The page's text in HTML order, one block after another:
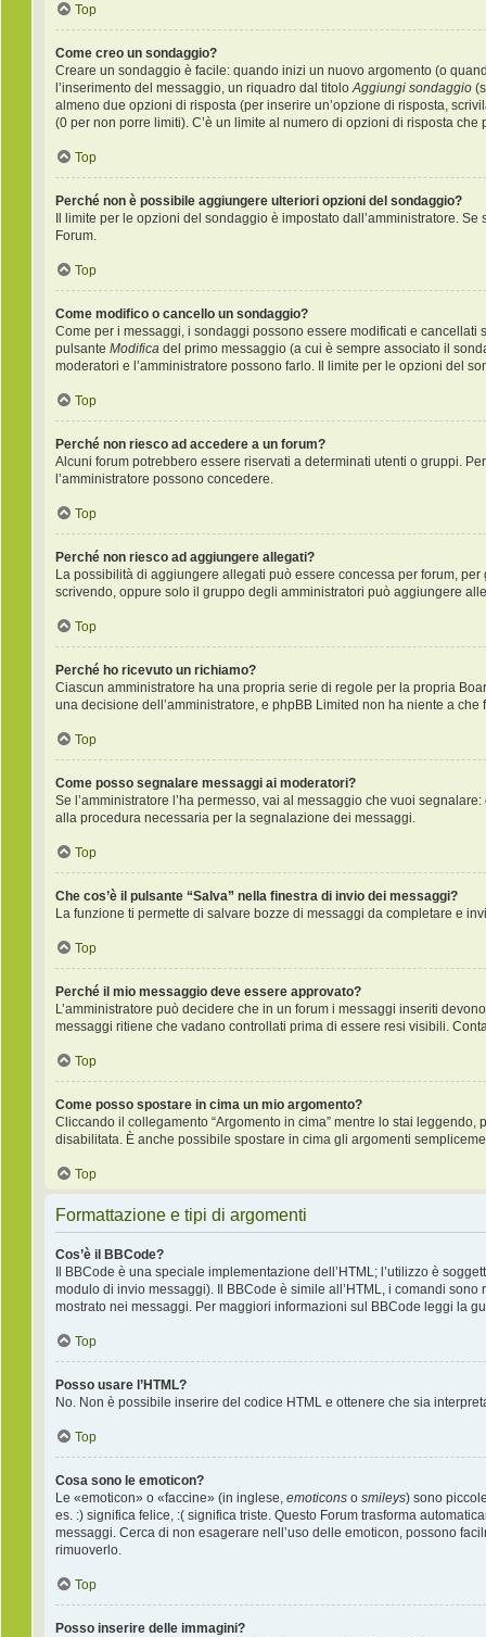
Top
Come creo un sondaggio?
Creare un sondaggio è facile: quando inizi un nuovo argomento (o
l’inserimento del messaggio, un riquadro dal titoloAggiungi sondaggio
almeno due opzioni di risposta (per inserire un’opzione di risposta,
(0 per non porre limiti). C’è un limite al numero di opzioni di risposta
Top
Perché non è possibile aggiungere ulteriori opzioni del sondaggio?
Il limite per le opzioni del sondaggio è impostato dall’amministratore.
Forum.
Top
Come modifico o cancello un sondaggio?
Come per i messaggi, i sondaggi possono essere modificati e
pulsante Modifica del primo messaggio (a cui è sempre associato il
moderatori e l’amministratore possono farlo. Il limite per le opzioni del
Top
Perché non riesco ad accedere a un forum?
Alcuni forum potrebbero essere riservati a determinati utenti o gruppi.
l’amministratore possono concedere.
Top
Perché non riesco ad aggiungere allegati?
La possibilità di aggiungere allegati può essere concessa per forum,
scrivendo, oppure solo il gruppo degli amministratori può aggiungere
Top
Perché ho ricevuto un richiamo?
Ciascun amministratore ha una propria serie di regole per la propria
una decisione dell’amministratore, e phpBB Limited non ha niente a che
Top
Come posso segnalare messaggi ai moderatori?
Se l’amministratore l’ha permesso, vai al messaggio che vuoi
alla procedura necessaria per la segnalazione dei messaggi.
Top
Che cos’è il pulsante “Salva” nella finestra di invio dei messaggi?
La funzione ti permette di salvare bozze di messaggi da completare e
Top
Perché il mio messaggio deve essere approvato?
L’amministratore può decidere che in un forum i messaggi inseriti
messaggi ritiene che vadano controllati prima di essere resi visibili.
Top
Come posso spostare in cima un mio argomento?
Cliccando il collegamento “Argomento in cima” mentre lo stai
disabilitata. È anche possibile spostare in cima gli argomenti
Top
Formattazione e tipi di argomenti
Cos’è il BBCode?
Il BBCode è una speciale implementazione dell’HTML; l’utilizzo è
modulo di invio messaggi). Il BBCode è simile all’HTML, i comandi
mostrato nei messaggi. Per maggiori informazioni sul BBCode leggi la
Top
Posso usare l’HTML?
No. Non è possibile inserire del codice HTML e ottenere che sia
Top
Cosa sono le emoticon?
Le «emoticon» o «faccine» (in inglese, emoticons o smileys) sono
es. :) significa felice, :( significa triste. Questo Forum trasforma
messaggi. Cerca di non esagerare nell’uso delle emoticon, possono
rimuoverlo.
Top
Posso inserire delle immagini?